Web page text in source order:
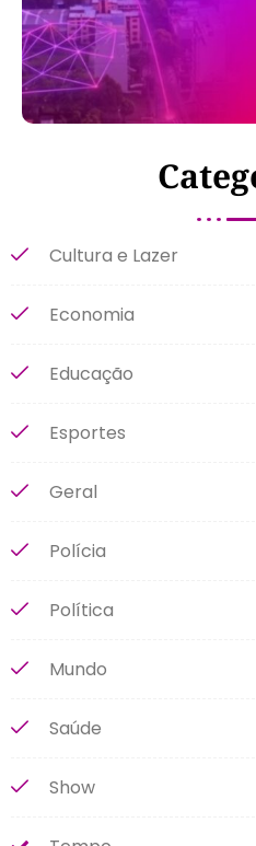
Cultura e Lazer
Economia
Educação
Esportes
Geral
Polícia
Política
Mundo
Saúde
Show